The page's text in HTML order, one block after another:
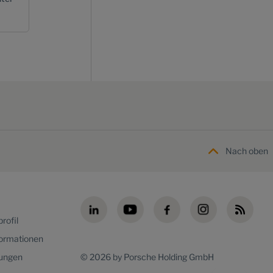
Nach oben
© 2026 by Porsche Holding GmbH